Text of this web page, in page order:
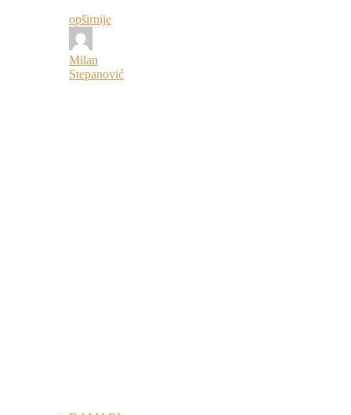
opširnije
Milan
Stepanović